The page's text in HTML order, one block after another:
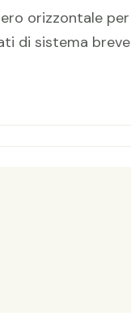
orizzontale
di sistema